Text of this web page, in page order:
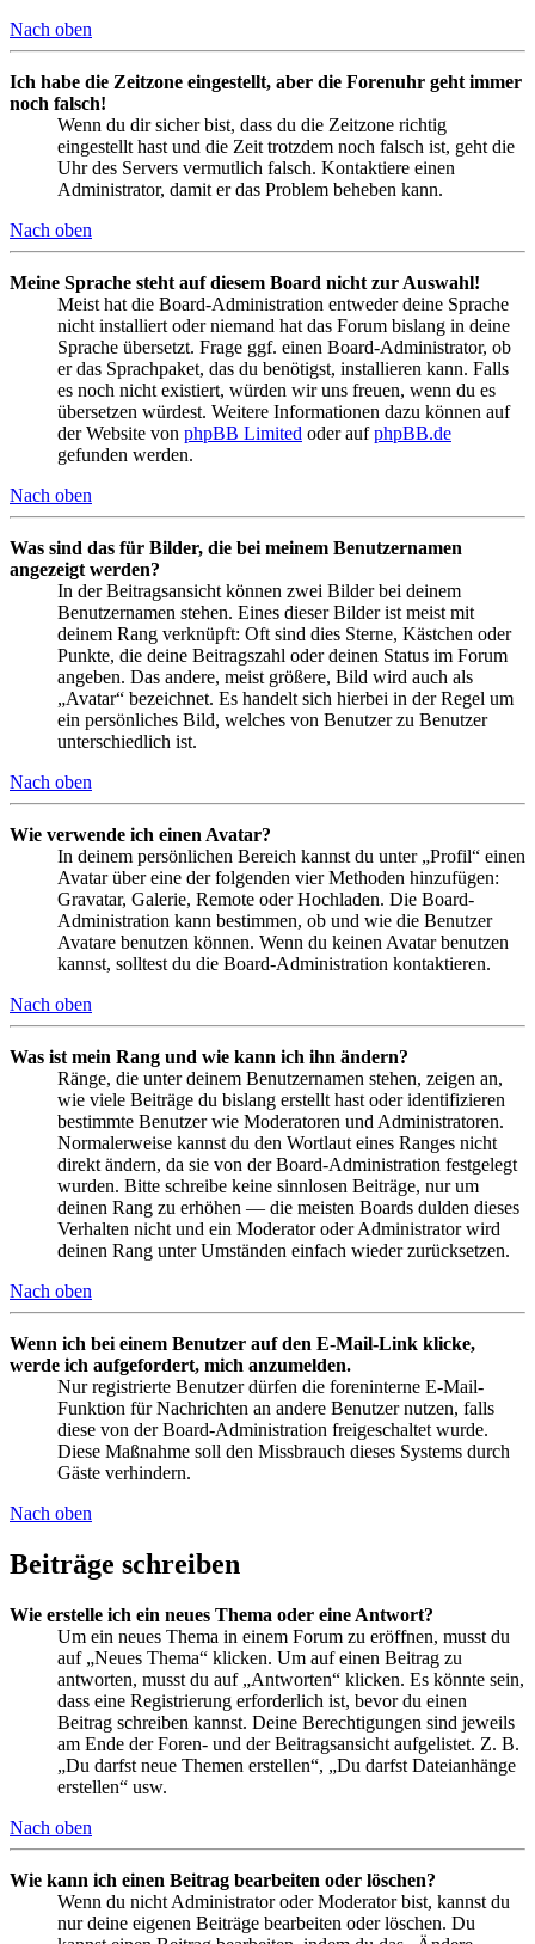
Nach oben
Ich habe die Zeitzone eingestellt, aber die Forenuhr geht immer
noch falsch!
Wenn du dir sicher bist, dass du die Zeitzone richtig
eingestellt hast und die Zeit trotzdem noch falsch ist, geht die
Uhr des Servers vermutlich falsch. Kontaktiere einen
Administrator, damit er das Problem beheben kann.
Nach oben
Meine Sprache steht auf diesem Board nicht zur Auswahl!
Meist hat die Board-Administration entweder deine Sprache
nicht installiert oder niemand hat das Forum bislang in deine
Sprache übersetzt. Frage ggf. einen Board-Administrator, ob
er das Sprachpaket, das du benötigst, installieren kann. Falls
es noch nicht existiert, würden wir uns freuen, wenn du es
übersetzen würdest. Weitere Informationen dazu können auf
der Website von phpBB Limited oder aufphpBB.de
gefunden werden.
Nach oben
Was sind das für Bilder, die bei meinem Benutzernamen
angezeigt werden?
In der Beitragsansicht können zwei Bilder bei deinem
Benutzernamen stehen. Eines dieser Bilder ist meist mit
deinem Rang verknüpft: Oft sind dies Sterne, Kästchen oder
Punkte, die deine Beitragszahl oder deinen Status im Forum
angeben. Das andere, meist größere, Bild wird auch als
„Avatar“ bezeichnet. Es handelt sich hierbei in der Regel um
ein persönliches Bild, welches von Benutzer zu Benutzer
unterschiedlich ist.
Nach oben
Wie verwende ich einen Avatar?
In deinem persönlichen Bereich kannst du unter „Profil“ einen
Avatar über eine der folgenden vier Methoden hinzufügen:
Gravatar, Galerie, Remote oder Hochladen. Die Board-
Administration kann bestimmen, ob und wie die Benutzer
Avatare benutzen können. Wenn du keinen Avatar benutzen
kannst, solltest du die Board-Administration kontaktieren.
Nach oben
Was ist mein Rang und wie kann ich ihn ändern?
Ränge, die unter deinem Benutzernamen stehen, zeigen an,
wie viele Beiträge du bislang erstellt hast oder identifizieren
bestimmte Benutzer wie Moderatoren und Administratoren.
Normalerweise kannst du den Wortlaut eines Ranges nicht
direkt ändern, da sie von der Board-Administration festgelegt
wurden. Bitte schreibe keine sinnlosen Beiträge, nur um
deinen Rang zu erhöhen — die meisten Boards dulden dieses
Verhalten nicht und ein Moderator oder Administrator wird
deinen Rang unter Umständen einfach wieder zurücksetzen.
Nach oben
Wenn ich bei einem Benutzer auf den E-Mail-Link klicke,
werde ich aufgefordert, mich anzumelden.
Nur registrierte Benutzer dürfen die foreninterne E-Mail-
Funktion für Nachrichten an andere Benutzer nutzen, falls
diese von der Board-Administration freigeschaltet wurde.
Diese Maßnahme soll den Missbrauch dieses Systems durch
Gäste verhindern.
Nach oben
Beiträge schreiben
Wie erstelle ich ein neues Thema oder eine Antwort?
Um ein neues Thema in einem Forum zu eröffnen, musst du
auf „Neues Thema“ klicken. Um auf einen Beitrag zu
antworten, musst du auf „Antworten“ klicken. Es könnte sein,
dass eine Registrierung erforderlich ist, bevor du einen
Beitrag schreiben kannst. Deine Berechtigungen sind jeweils
am Ende der Foren- und der Beitragsansicht aufgelistet. Z. B.
„Du darfst neue Themen erstellen“, „Du darfst Dateianhänge
erstellen“ usw.
Nach oben
Wie kann ich einen Beitrag bearbeiten oder löschen?
Wenn du nicht Administrator oder Moderator bist, kannst du
nur deine eigenen Beiträge bearbeiten oder löschen. Du